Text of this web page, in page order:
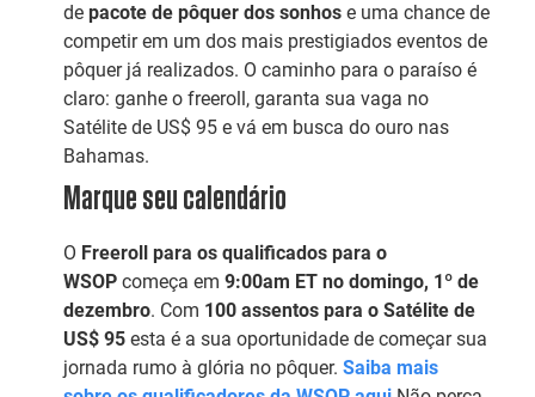
de pacote de pôquer dos sonhose uma chance de
competir em um dos mais prestigiados eventos de
pôquer já realizados. O caminho para o paraíso é
claro: ganhe o freeroll, garanta sua vaga no
Satélite de US$ 95 e vá em busca do ouro nas
Bahamas.
Marque seu calendário
O Freeroll para os qualificados para o
WSOPcomeça em 9:00am ET no domingo, 1º de
dezembro. Com 100 assentos para o Satélite de
US$ 95esta é a sua oportunidade de começar sua
jornada rumo à glória no pôquer. Saiba mais